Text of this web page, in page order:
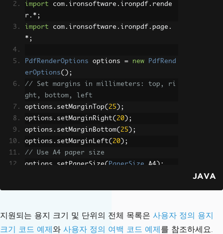
import com . ironsoftware . ironpdf . rende
r .*;
import com . ironsoftware . ironpdf . page .
*;
PdfRenderOptions options = new
PdfRend
erOptions();
// Set margins in millimeters: top, ri
ght, bottom, left
options . setMarginTop( 25 );
options . setMarginRight( 20 );
options . setMarginBottom( 25 );
options . setMarginLeft( 20 );
// Use A4 paper size
options
setPaperSize( PaperSize A4 );
pdf. saveAs ( "formatted_document.pdf");
JAVA
지원되는 용지 크기 및 단위의 전체 목록은 사용자 정의 용지
크기 코드 예제 와 사용자 정의 여백 코드 예제 를 참조하세요.